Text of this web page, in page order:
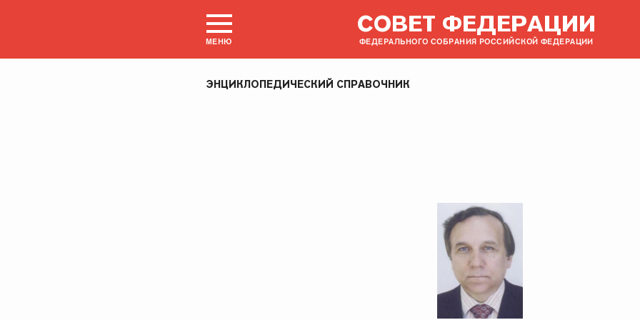
МЕНЮ
СОВЕТ ФЕДЕРАЦИИ
ФЕДЕРАЛЬНОГО СОБРАНИЯ РОССИЙСКОЙ ФЕДЕРАЦИИ
ЭНЦИКЛОПЕДИЧЕСКИЙ СПРАВОЧНИК